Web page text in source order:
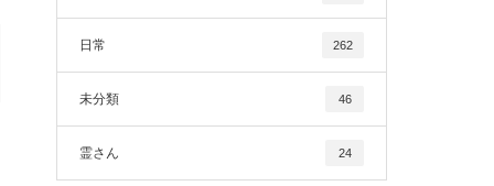
日常 262
未分類 46
霊さん 24